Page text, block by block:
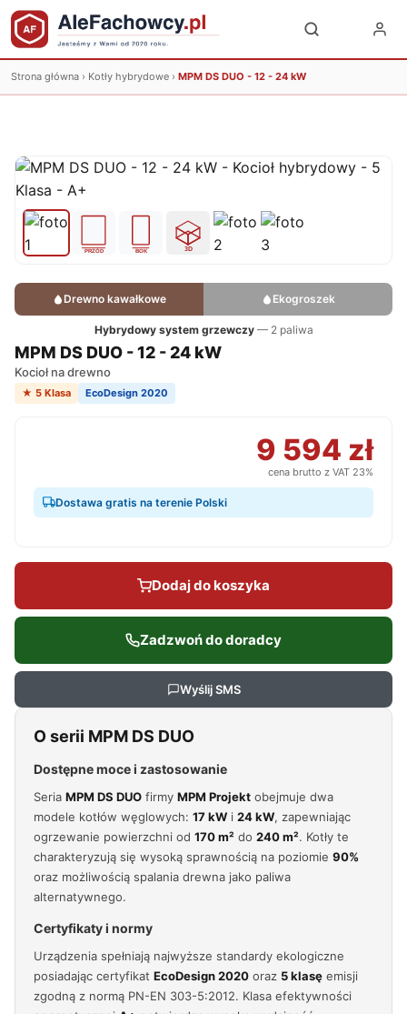
Strona główna › Kotły hybrydowe › MPM DS DUO - 12 - 24 kW
Drewno kawałkowe Ekogroszek
Hybrydowy system grzewczy— 2 paliwa
MPM DS DUO - 12 - 24 kW
Kocioł na drewno
★ 5 Klasa EcoDesign 2020
9 594 zł
cena brutto z VAT 23%
Dostawa gratis na terenie Polski
Dodaj do koszyka
Zadzwoń do doradcy
Wyślij SMS
O serii MPM DS DUO
Dostępne moce i zastosowanie
Seria MPM DS DUO firmy MPM Projekt obejmuje dwa
modele kotłów węglowych: 17 kW i 24 kW, zapewniając
ogrzewanie powierzchni od 170 m² do 240 m². Kotły te
charakteryzują się wysoką sprawnością na poziomie 90%
oraz możliwością spalania drewna jako paliwa
alternatywnego.
Certyfikaty i normy
Urządzenia spełniają najwyższe standardy ekologiczne
posiadając certyfikat EcoDesign 2020 oraz 5 klasę emisji
zgodną z normą PN-EN 303-5:2012. Klasa efektywności